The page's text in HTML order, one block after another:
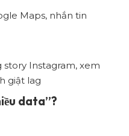
Maps, nhắn tin
story Instagram, xem
giật lag
data”?